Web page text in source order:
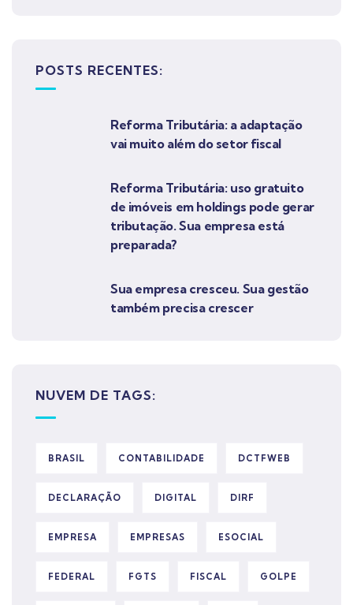
POSTS RECENTES:
Reforma Tributária: a adaptação
vai muito além do setor fiscal
Reforma Tributária: uso gratuito
de imóveis em holdings pode gerar
tributação. Sua empresa está
preparada?
Sua empresa cresceu. Sua gestão
também precisa crescer
NUVEM DE TAGS:
BRASIL CONTABILIDADE DCTFWEB
DECLARAÇÃO DIGITAL DIRF
EMPRESA EMPRESAS ESOCIAL
FEDERAL FGTS FISCAL GOLPE